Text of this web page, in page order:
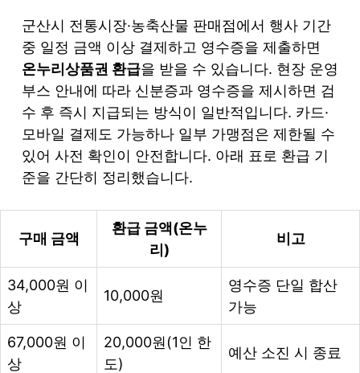
군산시 전통시장·농축산물 판매점에서 행사 기간
중 일정 금액 이상 결제하고 영수증을 제출하면
온누리상품권 환급을 받을 수 있습니다. 현장 운영
부스 안내에 따라 신분증과 영수증을 제시하면 검
수 후 즉시 지급되는 방식이 일반적입니다. 카드·
모바일 결제도 가능하나 일부 가맹점은 제한될 수
있어 사전 확인이 안전합니다. 아래 표로 환급 기
준을 간단히 정리했습니다.
구매 금액
환급 금액(온누
리)
비고
34,000원 이
상
10,000원
영수증 단일 합산
가능
67,000원 이
상
20,000원(1인 한
도)
예산 소진 시 종료